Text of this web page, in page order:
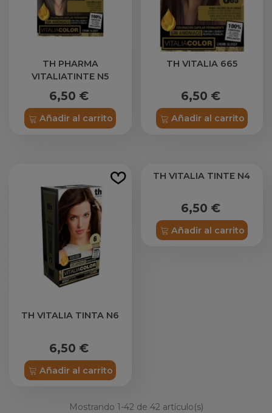
TH PHARMA
VITALIATINTE N5
6,50 €
Añadir al carrito
TH VITALIA 665
6,50 €
Añadir al carrito
TH VITALIA TINTA N6
6,50 €
Añadir al carrito
TH VITALIA TINTE N4
6,50 €
Añadir al carrito
Mostrando 1-42 de 42 artículo(s)